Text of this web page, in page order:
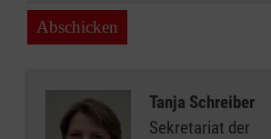
Abschicken
Tanja Schreiber
Sekretariat der